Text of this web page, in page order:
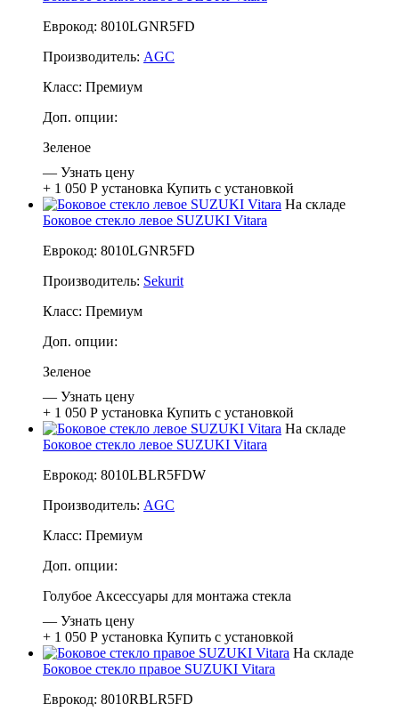
Еврокод: 8010LGNR5FD
Производитель: AGC
Класс: Премиум
Доп. опции:
Зеленое
— Узнать цену
+ 1 050 Р установка Купить с установкой
На складе
Боковое стекло левое SUZUKI Vitara
Еврокод: 8010LGNR5FD
Производитель: Sekurit
Класс: Премиум
Доп. опции:
Зеленое
— Узнать цену
+ 1 050 Р установка Купить с установкой
На складе
Боковое стекло левое SUZUKI Vitara
Еврокод: 8010LBLR5FDW
Производитель: AGC
Класс: Премиум
Доп. опции:
Голубое Аксессуары для монтажа стекла
— Узнать цену
+ 1 050 Р установка Купить с установкой
На складе
Боковое стекло правое SUZUKI Vitara
Еврокод: 8010RBLR5FD